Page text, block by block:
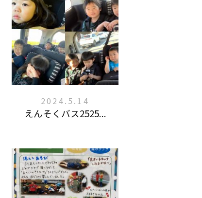
2024.5.14
えんそくバス2525...